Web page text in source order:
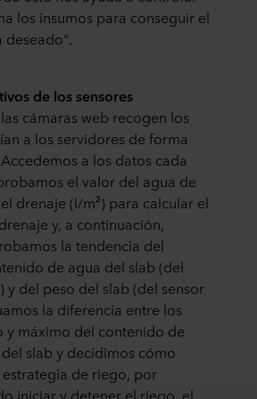
los insumos para conseguir el
deseado".
de los sensores
cámaras web recogen los
a los servidores de forma
a los datos cada
el valor del agua de
drenaje (l/m²) para calcular el
y, a continuación,
la tendencia del
de agua del slab (del
y del peso del slab (del sensor
la diferencia entre los
y máximo del contenido de
slab y decidimos cómo
estrategia de riego, por
iniciar y detener el riego, el